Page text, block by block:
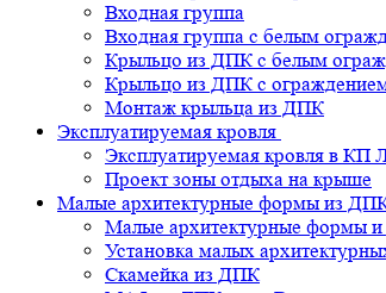
Входная группа
Входная группа с белым
Крыльцо из ДПК с белым
Крыльцо из ДПК с
Монтаж крыльца из ДПК
Эксплуатируемая кровля
Эксплуатируемая кровля в КП
Проект зоны отдыха на крыше
Малые архитектурные формы из
Малые архитектурные формы
Установка малых
Скамейка из ДПК